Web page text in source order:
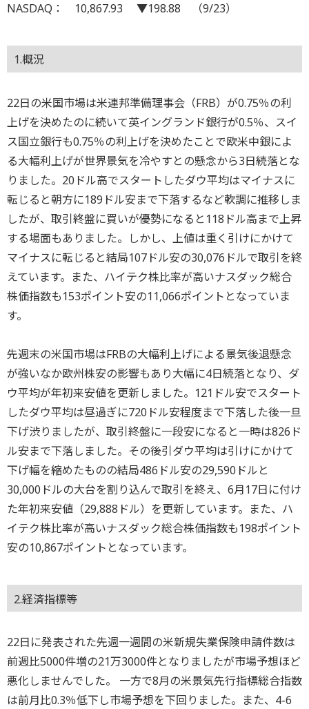
NASDAQ： 10,867.93 ▼198.88 （9/23）
1.概況
22日の米国市場は米連邦準備理事会（FRB）が0.75％の利
上げを決めたのに続いて英イングランド銀行が0.5％、スイ
ス国立銀行も0.75％の利上げを決めたことで欧米中銀によ
る大幅利上げが世界景気を冷やすとの懸念から3日続落とな
りました。20ドル高でスタートしたダウ平均はマイナスに
転じると朝方に189ドル安まで下落するなど軟調に推移しま
したが、取引終盤に買いが優勢になると118ドル高まで上昇
する場面もありました。しかし、上値は重く引けにかけて
マイナスに転じると結局107ドル安の30,076ドルで取引を終
えています。また、ハイテク株比率が高いナスダック総合
株価指数も153ポイント安の11,066ポイントとなっていま
す。
先週末の米国市場はFRBの大幅利上げによる景気後退懸念
が強いなか欧州株安の影響もあり大幅に4日続落となり、ダ
ウ平均が年初来安値を更新しました。121ドル安でスタート
したダウ平均は昼過ぎに720ドル安程度まで下落した後一旦
下げ渋りましたが、取引終盤に一段安になると一時は826ド
ル安まで下落しました。その後引ダウ平均は引けにかけて
下げ幅を縮めたものの結局486ドル安の29,590ドルと
30,000ドルの大台を割り込んで取引を終え、6月17日に付け
た年初来安値（29,888ドル）を更新しています。また、ハ
イテク株比率が高いナスダック総合株価指数も198ポイント
安の10,867ポイントとなっています。
2.経済指標等
22日に発表された先週一週間の米新規失業保険申請件数は
前週比5000件増の21万3000件となりましたが市場予想ほど
悪化しませんでした。 一方で8月の米景気先行指標総合指数
は前月比0.3％低下し市場予想を下回りました。また、4-6